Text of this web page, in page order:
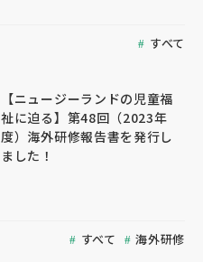
すべて
【ニュージーランドの児童福
祉に迫る】第48回（2023年
度）海外研修報告書を発行し
ました！
すべて 海外研修